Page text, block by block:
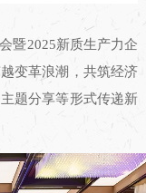
暨2025新质生产力企
变革浪潮，共筑经济
题分享等形式传递新